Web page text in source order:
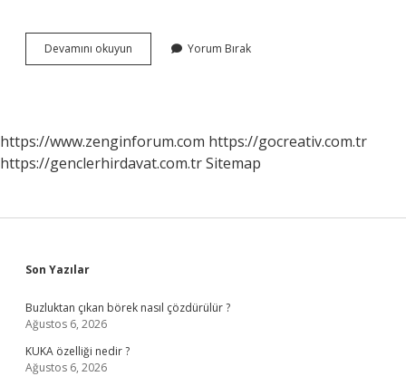
Devamını okuyun
Erik
Yorum Bırak
https://www.zenginforum.com https://gocreativ.com.tr
https://genclerhirdavat.com.trSitemap
Sidebar
Son Yazılar
Buzluktan çıkan börek nasıl çözdürülür ?
Ağustos 6, 2026
KUKA özelliği nedir ?
Ağustos 6, 2026